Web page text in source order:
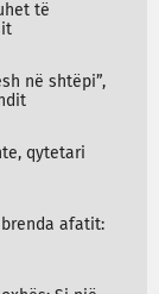
të
në shtëpi”,
qytetari
afatit: